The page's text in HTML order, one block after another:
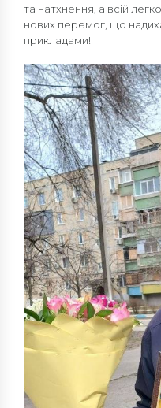
та натхнення, а всій
нових перемог, що
прикладами!